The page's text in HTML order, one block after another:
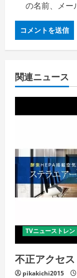
の名前、メー
関連ニュース
TVニューストレン
不正アクセス
pikakichi2015